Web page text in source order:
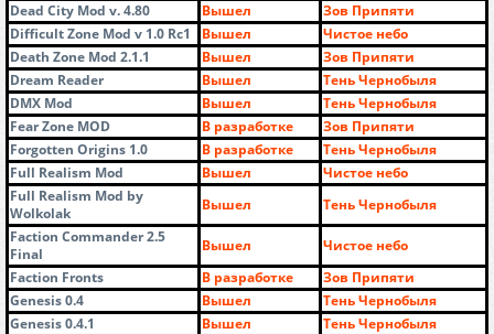
Dead City Mod v. 4.80
Вышел
Зов Припяти
Difficult Zone Mod v 1.0 Rc1
Вышел
Чистое небо
Death Zone Mod 2.1.1
Вышел
Зов Припяти
Dream Reader
Вышел
Тень Чернобыля
DMX Mod
Вышел
Тень Чернобыля
Fear Zone MOD
В разработке
Зов Припяти
Forgotten Origins 1.0
В разработке
Тень Чернобыля
Full Realism Mod
Вышел
Чистое небо
Full Realism Mod by
Wolkolak
Вышел
Тень Чернобыля
Faction Commander 2.5
Final
Вышел
Чистое небо
Faction Fronts
В разработке
Зов Припяти
Genesis 0.4
Вышел
Тень Чернобыля
Genesis 0.4.1
Вышел
Тень Чернобыля